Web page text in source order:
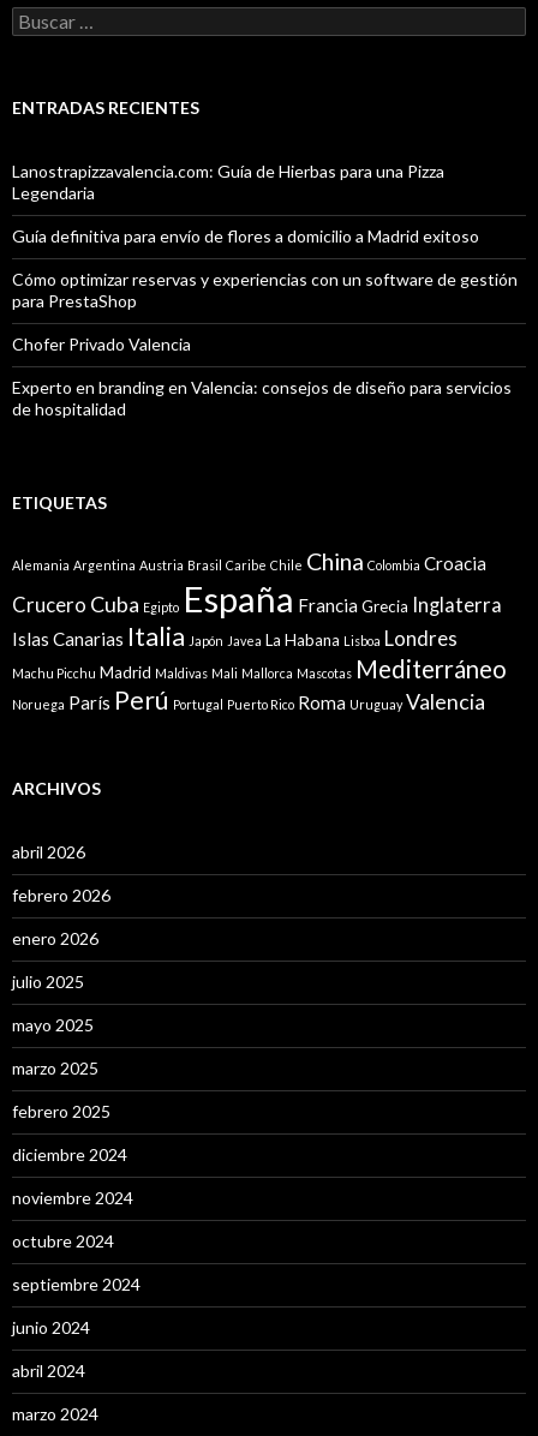
Buscar:
ENTRADAS RECIENTES
Lanostrapizzavalencia.com: Guía de Hierbas para una Pizza
Legendaria
Guía definitiva para envío de flores a domicilio a Madrid exitoso
Cómo optimizar reservas y experiencias con un software de gestión
para PrestaShop
Chofer Privado Valencia
Experto en branding en Valencia: consejos de diseño para servicios
de hospitalidad
ETIQUETAS
Alemania Argentina Austria Brasil Caribe Chile China Colombia Croacia
Crucero Cuba Egipto España FranciaGrecia Inglaterra
Islas Canarias Italia Japón Javea La Habana Lisboa Londres
Machu Picchu Madrid Maldivas Mali Mallorca Mascotas Mediterráneo
Noruega París Perú Portugal Puerto Rico Roma Uruguay Valencia
ARCHIVOS
abril 2026
febrero 2026
enero 2026
julio 2025
mayo 2025
marzo 2025
febrero 2025
diciembre 2024
noviembre 2024
octubre 2024
septiembre 2024
junio 2024
abril 2024
marzo 2024